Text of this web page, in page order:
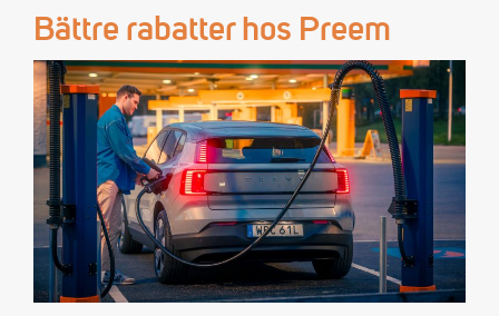
Bättre rabatter hos Preem